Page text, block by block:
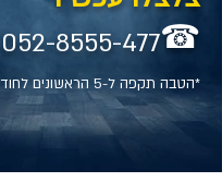
052-8555-477☎
*הטבה תקפה ל-5 הראשונים לחודש זה.